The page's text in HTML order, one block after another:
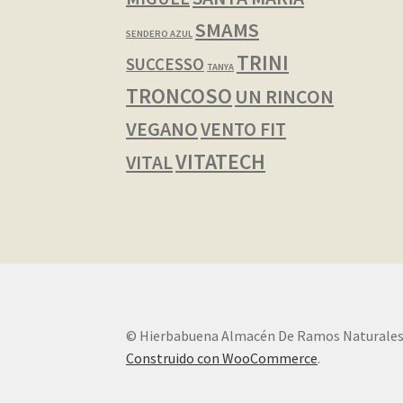
SENDERO AZUL SMAMS
SUCCESSO TANYA TRINI
TRONCOSO UN RINCON
VEGANOVENTO FIT
VITALVITATECH
© Hierbabuena Almacén De Ramos
Construido con WooCommerce.